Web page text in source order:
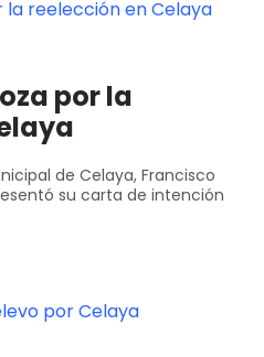
por la
de Celaya, Francisco
su carta de intención